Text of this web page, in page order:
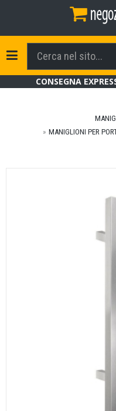
Toggle Navigation
CONSEGNA
MANIGLIONI PER